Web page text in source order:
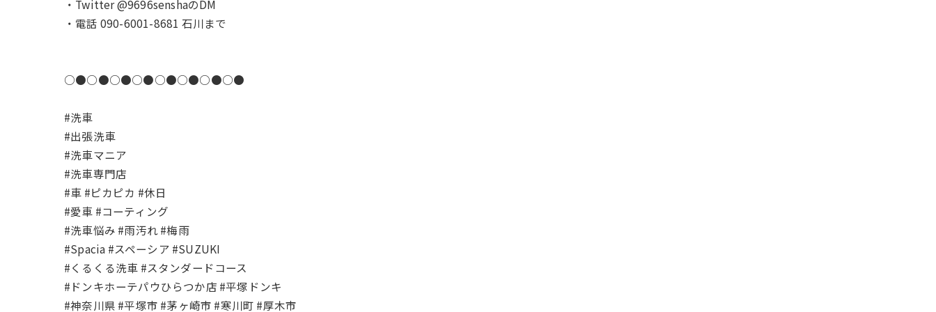
・Twitter @9696senshaのDM
・電話 090-6001-8681 石川まで
○●○●○●○●○●○●○●○●
#洗車
#出張洗車
#洗車マニア
#洗車専門店
#車 #ピカピカ #休日
#愛車 #コーティング
#洗車悩み #雨汚れ #梅雨
#Spacia #スペーシア #SUZUKI
#くるくる洗車 #スタンダードコース
#ドンキホーテパウひらつか店 #平塚ドンキ
#神奈川県 #平塚市 #茅ヶ崎市 #寒川町 #厚木市